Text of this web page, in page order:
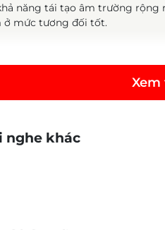
năng tái tạo âm trường rộng
ở mức tương đối tốt.
filter sử dụng trên Sony
và earpad trên mẫu
gian dài liên tục.
nghe khác